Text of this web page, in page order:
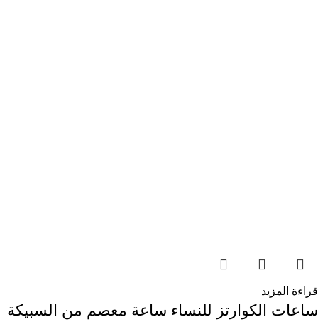
قراءة المزيد
ساعات الكوارتز للنساء ساعة معصم من السبيكة